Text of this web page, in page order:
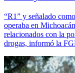
“R1” y señalado
operaba en
relacionados con la
drogas, informó la